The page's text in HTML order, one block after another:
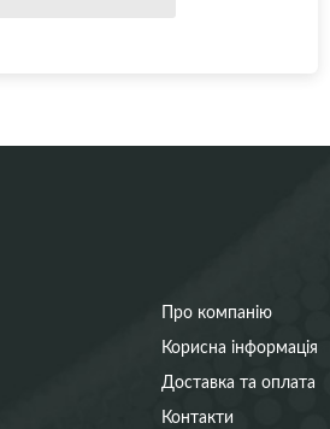
Про компанію
Корисна інформація
Доставка та оплата
Контакти